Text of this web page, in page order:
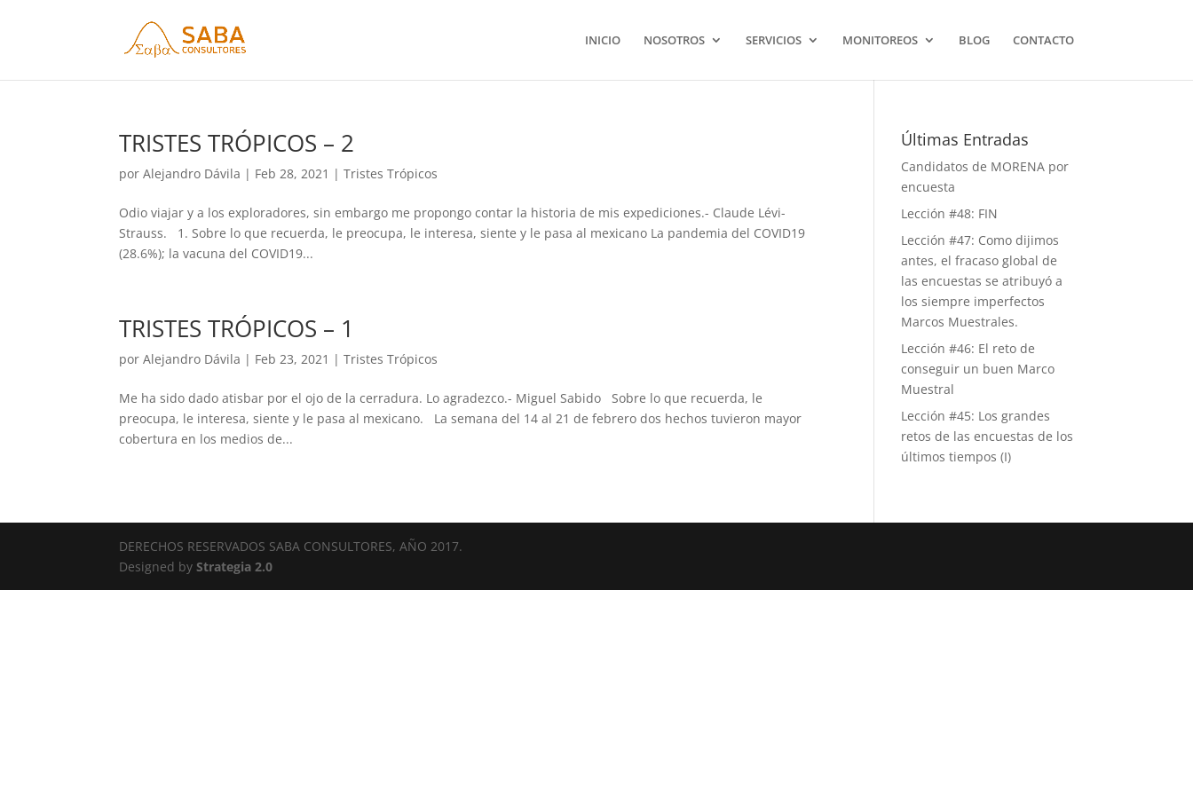
INICIO NOSOTROS SERVICIOS MONITOREOS BLOG CONTACTO
TRISTES TRÓPICOS – 2
porAlejandro Dávila | Feb 28, 2021 |Tristes Trópicos
Odio viajar y a los exploradores, sin embargo me propongo contar la historia de mis expediciones.- Claude Lévi-
Strauss. 1. Sobre lo que recuerda, le preocupa, le interesa, siente y le pasa al mexicano La pandemia del COVID19
(28.6%); la vacuna del COVID19...
TRISTES TRÓPICOS – 1
porAlejandro Dávila | Feb 23, 2021 |Tristes Trópicos
Me ha sido dado atisbar por el ojo de la cerradura. Lo agradezco.- Miguel Sabido Sobre lo que recuerda, le
preocupa, le interesa, siente y le pasa al mexicano. La semana del 14 al 21 de febrero dos hechos tuvieron mayor
cobertura en los medios de...
Últimas Entradas
Candidatos de MORENA por
encuesta
Lección #48: FIN
Lección #47: Como dijimos
antes, el fracaso global de
las encuestas se atribuyó a
los siempre imperfectos
Marcos Muestrales.
Lección #46: El reto de
conseguir un buen Marco
Muestral
Lección #45: Los grandes
retos de las encuestas de los
últimos tiempos (I)
DERECHOS RESERVADOS SABA CONSULTORES, AÑO 2017.
Designed byStrategia 2.0